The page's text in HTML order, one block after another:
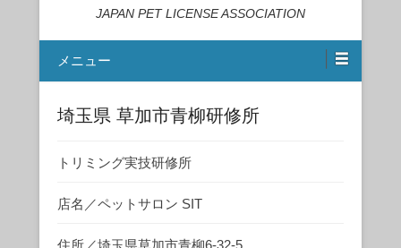
JAPAN PET LICENSE ASSOCIATION
メニュー
埼玉県 草加市青柳研修所
トリミング実技研修所
店名／ペットサロン SIT
住所／埼玉県草加市青柳6-32-5